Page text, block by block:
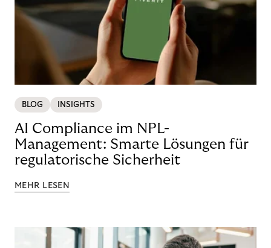
BLOG INSIGHTS
AI Compliance im NPL-
Management: Smarte Lösungen für
regulatorische Sicherheit
MEHR LESEN